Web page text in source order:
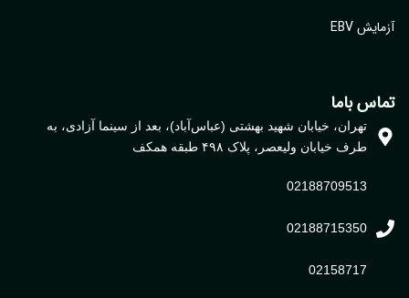
آزمایش EBV
تماس باما
تهران، خیابان شهید بهشتی (عباس‌آباد)، بعد از سینما آزادی، به
طرف خیابان ولیعصر، پلاک ۴۹۸ طبقه همکف
02188709513
02188715350
02158717